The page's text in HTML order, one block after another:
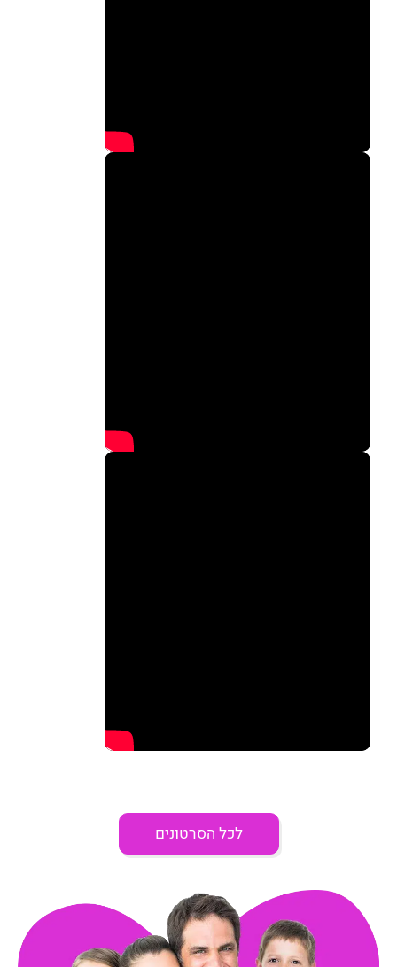
לכל הסרטונים